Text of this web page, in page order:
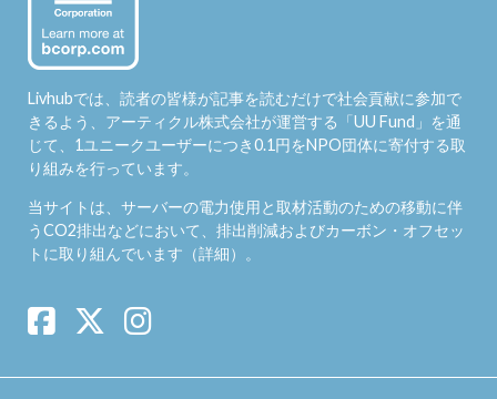
Livhubでは、読者の皆様が記事を読むだけで社会貢献に参加で
きるよう、アーティクル株式会社が運営する「UU Fund 」を通
じて、1ユニークユーザーにつき0.1円をNPO団体に寄付する取
り組みを行っています。
当サイトは、サーバーの電力使用と取材活動のための移動に伴
うCO2排出などにおいて、排出削減およびカーボン・オフセッ
トに取り組んでいます（詳細）。